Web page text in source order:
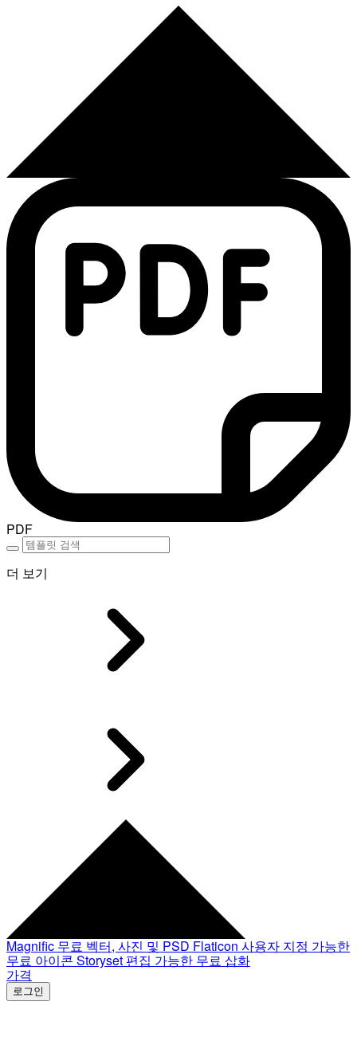
PDF
더 보기
Magnific 무료 벡터, 사진 및 PSD Flaticon 사용자 지정 가능한
무료 아이콘 Storyset 편집 가능한 무료 삽화
가격
로그인